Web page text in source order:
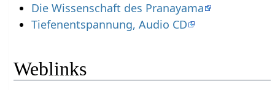
Die Wissenschaft des Pranayama
Tiefenentspannung, Audio CD
Weblinks